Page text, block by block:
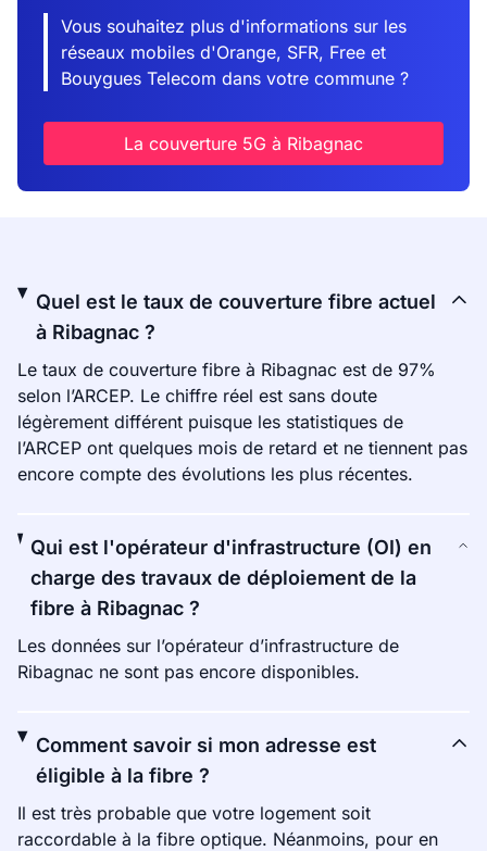
Vous souhaitez plus d'informations sur les
réseaux mobiles d'Orange, SFR, Free et
Bouygues Telecom dans votre commune ?
La couverture 5G à Ribagnac
Quel est le taux de couverture fibre actuel
à Ribagnac ?
Le taux de couverture fibre à Ribagnac est de 97%
selon l’ARCEP. Le chiffre réel est sans doute
légèrement différent puisque les statistiques de
l’ARCEP ont quelques mois de retard et ne tiennent pas
encore compte des évolutions les plus récentes.
Qui est l'opérateur d'infrastructure (OI) en
charge des travaux de déploiement de la
fibre à Ribagnac ?
Les données sur l’opérateur d’infrastructure de
Ribagnac ne sont pas encore disponibles.
Comment savoir si mon adresse est
éligible à la fibre ?
Il est très probable que votre logement soit
raccordable à la fibre optique. Néanmoins, pour en